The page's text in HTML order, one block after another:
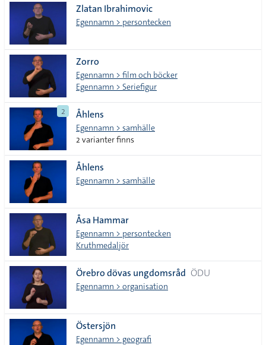
Zlatan Ibrahimovic
Egennamn > persontecken
Zorro
Egennamn > film och böcker
Egennamn > Seriefigur
2 Åhlens
Egennamn > samhälle
2 varianter finns
Åhlens
Egennamn > samhälle
Åsa Hammar
Egennamn > persontecken
Kruthmedaljör
Örebro dövas ungdomsråd ÖDU
Egennamn > organisation
Östersjön
Egennamn > geografi